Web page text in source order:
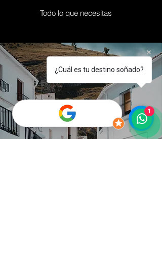
Todo lo que necesitas
¿Cuál es tu destino soñado?
1